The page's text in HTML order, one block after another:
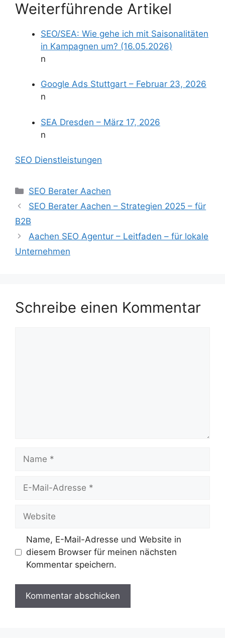
Weiterführende Artikel
SEO/SEA: Wie gehe ich mit Saisonalitäten
in Kampagnen um? (16.05.2026)
n
Google Ads Stuttgart – Februar 23, 2026
n
SEA Dresden – März 17, 2026
n
SEO Dienstleistungen
Kategorien
SEO Berater Aachen
SEO Berater Aachen – Strategien 2025 – für
B2B
Aachen SEO Agentur – Leitfaden – für lokale
Unternehmen
Schreibe einen Kommentar
Name
Website
Name, E-Mail-Adresse und Website in
diesem Browser für meinen nächsten
Kommentar speichern.